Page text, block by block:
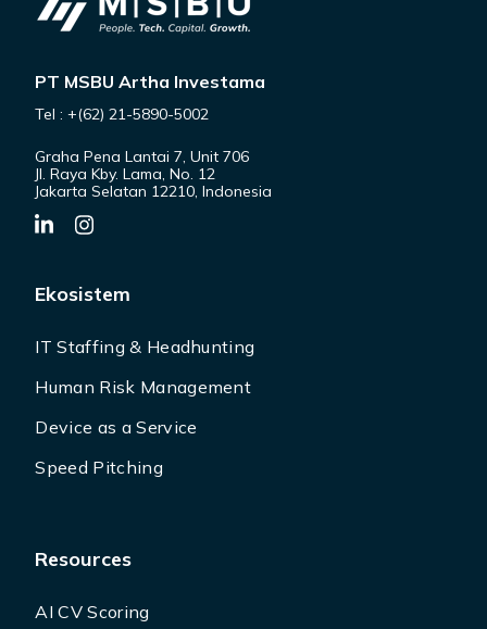
PT MSBU Artha Investama
Tel : +(62) 21-5890-5002
Graha Pena Lantai 7, Unit 706
Jl. Raya Kby. Lama, No. 12
Jakarta Selatan 12210, Indonesia
Ekosistem
IT Staffing & Headhunting
Human Risk Management
Device as a Service
Speed Pitching
Resources
AI CV Scoring